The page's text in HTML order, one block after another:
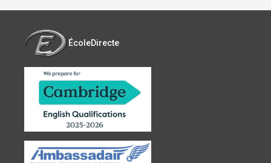
ÉcoleDirecte